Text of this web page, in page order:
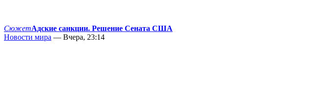
СюжетАдские санкции. Решение Сената США
Новости мира — Вчера, 23:14